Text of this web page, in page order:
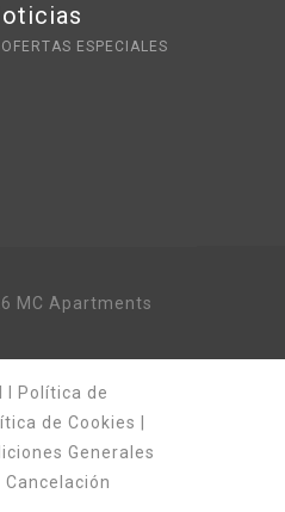
ESPECIALES
MC Apartments
Política de
de Cookies
Generales
Cancelación